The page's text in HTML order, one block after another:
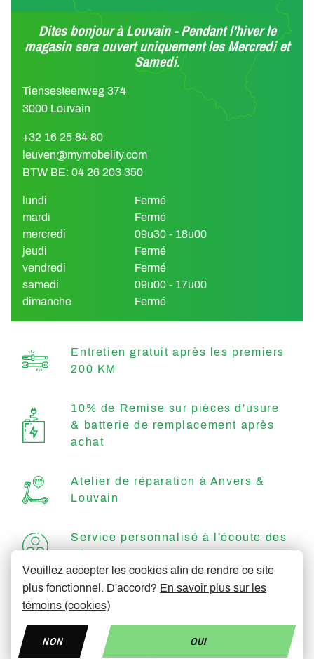
Dites bonjour à Louvain - Pendant l'hiver le
magasin sera ouvert uniquement les Mercredi et
Samedi.
Tiensesteenweg 374
3000 Louvain
+32 16 25 84 80
leuven@mymobelity.com
BTW BE: 04 26 203 350
lundi
Fermé
mardi
Fermé
mercredi
09u30 - 18u00
jeudi
Fermé
vendredi
Fermé
samedi
09u00 - 17u00
dimanche
Fermé
Entretien gratuit après les premiers
200 KM
10% de Remise sur pièces d'usure
& batterie de remplacement après
achat
Atelier de réparation à Anvers &
Louvain
Service personnalisé à l'écoute des
clients
Efficace & rapide
Veuillez accepter les cookies afin de rendre ce site
plus fonctionnel. D'accord? En savoir plus sur les
témoins (cookies)
NON OUI